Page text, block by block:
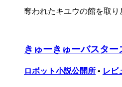
奪われたキユウの館を取り
きゅーきゅーバスター
ロボット小説公開所 • レビ